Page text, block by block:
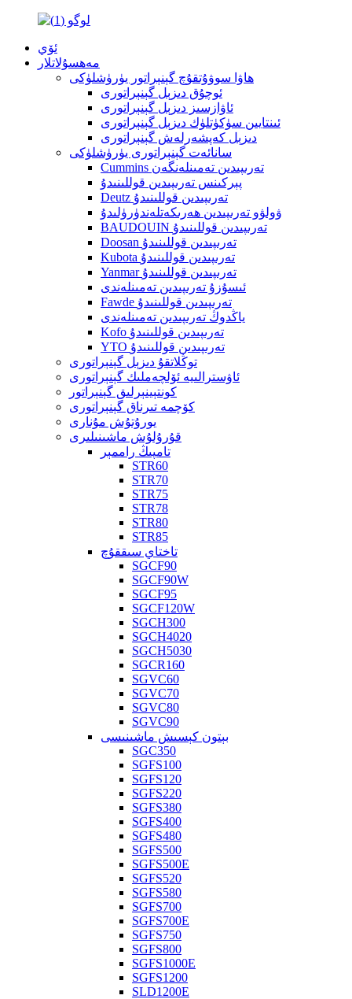
ئۆي
مەھسۇلاتلار
ھاۋا سوۋۇتقۇچ گېنېراتور يۈرۈشلۈكى
ئوچۇق دىزېل گېنېراتورى
ئاۋازسىز دىزېل گېنېراتورى
ئىنتايىن سۈكۈتلۈك دىزېل گېنېراتورى
دىزېل كەپشەرلەش گېنېراتورى
سانائەت گېنېراتورى يۈرۈشلۈكى
Cummins تەرىپىدىن تەمىنلەنگەن
پېركىنس تەرىپىدىن قوللىنىدۇ
Deutz تەرىپىدىن قوللىنىدۇ
ۋولۋو تەرىپىدىن ھەرىكەتلەندۈرۈلىدۇ
BAUDOUIN تەرىپىدىن قوللىنىدۇ
Doosan تەرىپىدىن قوللىنىدۇ
Kubota تەرىپىدىن قوللىنىدۇ
Yanmar تەرىپىدىن قوللىنىدۇ
ئىسۇزۇ تەرىپىدىن تەمىنلەندى
Fawde تەرىپىدىن قوللىنىدۇ
ياڭدوڭ تەرىپىدىن تەمىنلەندى
Kofo تەرىپىدىن قوللىنىدۇ
YTO تەرىپىدىن قوللىنىدۇ
توڭلاتقۇ دىزېل گېنېراتورى
ئاۋسترالىيە ئۆلچەملىك گېنېراتورى
كونتېينېرلىق گېنېراتور
كۆچمە تىرناق گېنېراتورى
يورۇتۇش مۇنارى
قۇرۇلۇش ماشىنىلىرى
تامپىڭ راممېر
STR60
STR70
STR75
STR78
STR80
STR85
تاختاي سىققۇچ
SGCF90
SGCF90W
SGCF95
SGCF120W
SGCH300
SGCH4020
SGCH5030
SGCR160
SGVC60
SGVC70
SGVC80
SGVC90
بېتون كېسىش ماشىنىسى
SGC350
SGFS100
SGFS120
SGFS220
SGFS380
SGFS400
SGFS480
SGFS500
SGFS500E
SGFS520
SGFS580
SGFS700
SGFS700E
SGFS750
SGFS800
SGFS1000E
SGFS1200
SLD1200E